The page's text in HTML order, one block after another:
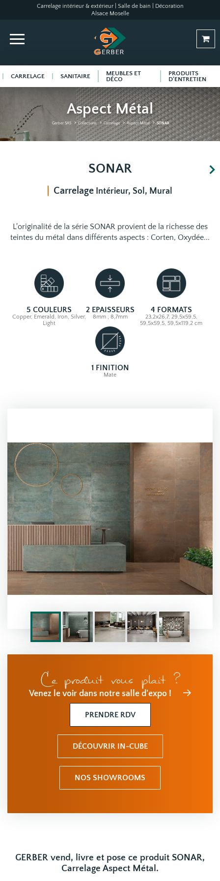
Carrelage intérieur & extérieur | Salle de bain | Décoration
Alsace Moselle
CARRELAGE SANITAIRE
MEUBLES ET
DÉCO
PRODUITS
D'ENTRETIEN
Aspect Métal
Gerber SAS Collections Carrelage Aspect Métal SONAR
SONAR
Carrelage Intérieur, Sol, Mural
L'originalité de la série SONAR provient de la richesse des
teintes du métal dans différents aspects : Corten, Oxydée...
5 COULEURS
Copper, Emerald, Iron, Silver,
Light
2 EPAISSEURS
8mm ; 8,7mm
4 FORMATS
23,2x26,7, 29,5x59,5,
59,5x59,5, 59,5x119,2 cm
1 FINITION
Mate
Ce produit vous plait ?
Venez le voir dans notre salle d'expo !
PRENDRE RDV
DÉCOUVRIR IN-CUBE
NOS SHOWROOMS
GERBER vend, livre et pose ce produit SONAR,
Carrelage Aspect Métal.